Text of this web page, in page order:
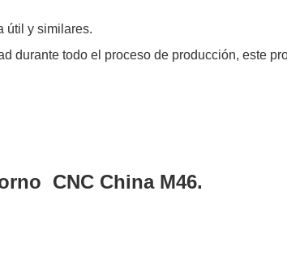
útil y similares.
todo el proceso de producción, este
CNC China M46.